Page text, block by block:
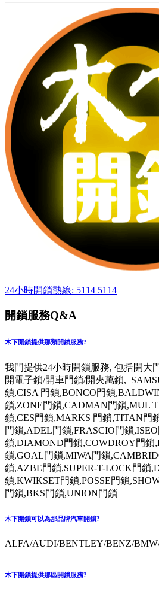
24小時開鎖熱線: 5114 5114
開鎖服務Q&A
木下開鎖提供那類開鎖服務?
我門提供24小時開鎖服務, 包括開大
開電子鎖/開車門鎖/開夾萬鎖,
鎖,CISA 門鎖,BONCO門鎖
鎖,ZONE門鎖,CADMAN門鎖,MUL
鎖,CES門鎖,MARKS 門鎖,TITAN門
門鎖,ADEL門鎖,FRASCIO門鎖
鎖,DIAMOND門鎖,COWDROY門鎖
鎖,GOAL門鎖,MIWA門鎖
鎖,AZBE門鎖,SUPER-T-LOCK門鎖
鎖,KWIKSET門鎖,POSSE門鎖
門鎖,BKS門鎖,UNION門鎖
木下開鎖可以為那品牌汽車開鎖?
ALFA/AUDI/BENTLEY/BENZ/
木下開鎖提供那區開鎖服務?